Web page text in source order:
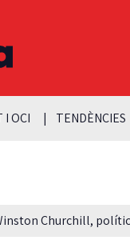
I OCI TENDÈNCIES
Churchill,